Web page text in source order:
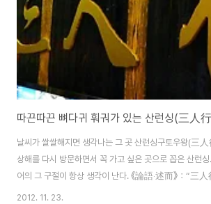
따끈따끈 뼈다귀 훠궈가 있는 산런싱(三人
날씨가 쌀쌀해지면 생각나는 그 곳 산런싱구토우왕(三
상해를 다시 방문하면서 꼭 가고 싶은 곳으로 꼽은 산런
어의 그 구절이 항상 생각이 난다. 《論語‧述而》：“三
擇其善者而從之，其不善者而改之。” (세 사람이 길
2012. 11. 23.